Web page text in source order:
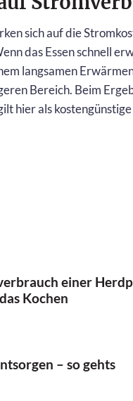
sich auf die
das Essen schnell
langsamen
Bereich. Beim
hier als
einer
Kochen
– so gehts